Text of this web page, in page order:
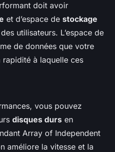
doit avoir
et d’espace de stockage
utilisateurs. L’espace de
de données que votre
à laquelle ces
vous pouvez
disques durs en
Array of Independent
améliore la vitesse et la